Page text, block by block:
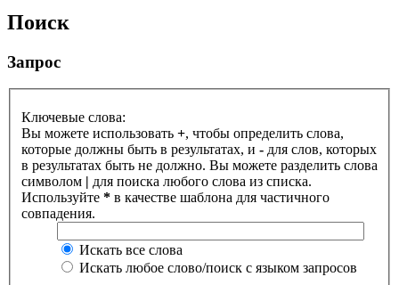
Поиск
Запрос
Ключевые слова:
Вы можете использовать +, чтобы определить слова,
которые должны быть в результатах, и - для слов, которых
в результатах быть не должно. Вы можете разделить слова
символом | для поиска любого слова из списка.
Используйте * в качестве шаблона для частичного
совпадения.
Искать все слова
Искать любое слово/поиск с языком запросов